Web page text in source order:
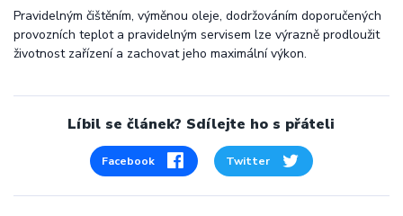
Pravidelným čištěním, výměnou oleje, dodržováním doporučených
provozních teplot a pravidelným servisem lze výrazně prodloužit
životnost zařízení a zachovat jeho maximální výkon.
Líbil se článek? Sdílejte ho s přáteli
Facebook Twitter